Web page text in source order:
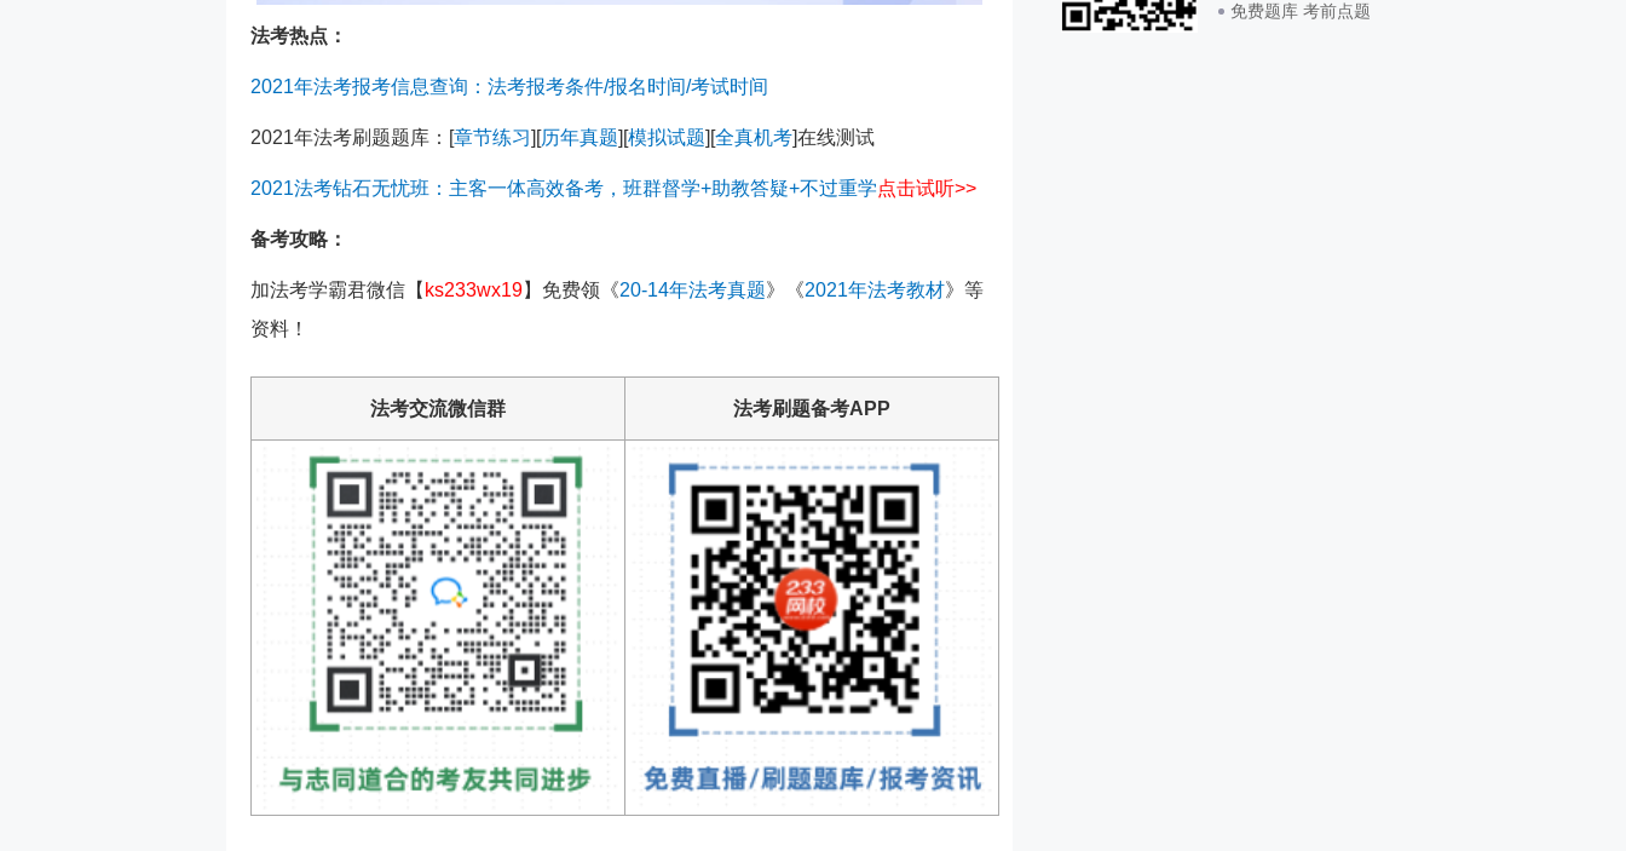
法考热点：
2021年法考报考信息查询：法考报考条件/报名时间/考试时间
2021年法考刷题题库：[章节练习][历年真题][模拟试题][全真机考]在线测试
2021法考钻石无忧班：主客一体高效备考，班群督学+助教答疑+不过重学点击试听>>
备考攻略：
加法考学霸君微信【 ks233wx19】免费领《20-14年法考真题》《2021年法考教材》等
资料！
法考交流微信群 法考刷题备考APP
免费题库 考前点题